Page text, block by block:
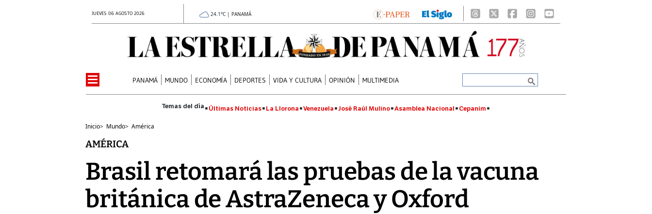
JUEVES 06 AGOSTO 2026 24.1°C | PANAMÁ
PANAMÁ MUNDO ECONOMÍA DEPORTES VIDA Y CULTURA OPINIÓN MULTIMEDIA
Últimas Noticias La Llorona Venezuela José Raúl Mulino Asamblea Nacional Cepanim
Inicio> Mundo> América
AMÉRICA
Brasil retomará las pruebas de la vacuna
británica de AstraZeneca y Oxford